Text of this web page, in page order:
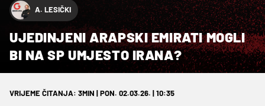
A. LESIČKI
UJEDINJENI ARAPSKI EMIRATI MOGLI
BI NA SP UMJESTO IRANA?
VRIJEME ČITANJA: 3MIN | PON. 02.03.26. | 10:35